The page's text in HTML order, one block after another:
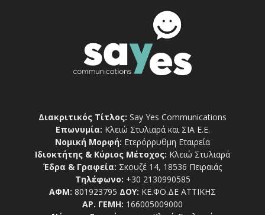
Διακριτικός Τίτλος: Say Yes Communications
Επωνυμία: Κλειώ Στυλιαρά και ΣΙΑ Ε.Ε.
Νομική Μορφή: Ετερόρρυθμη Εταιρεία
Ιδιοκτήτης & Κύριος Μέτοχος: Κλειώ Στυλιαρά
Έδρα & Γραφεία: Σκουζέ 14, 18536 Πειραιάς
Τηλέφωνο: +30 2130990585
ΑΦΜ: 801923795 ΔΟΥ: ΚΕ.ΦΟ.ΔΕ ΑΤΤΙΚΗΣ
ΑΡ. ΓΕΜΗ: 166005009000